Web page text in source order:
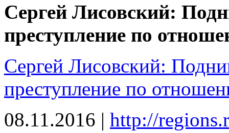
Сергей Лисовский:
преступление по
Сергей Лисовский:
преступление по
08.11.2016 | http://